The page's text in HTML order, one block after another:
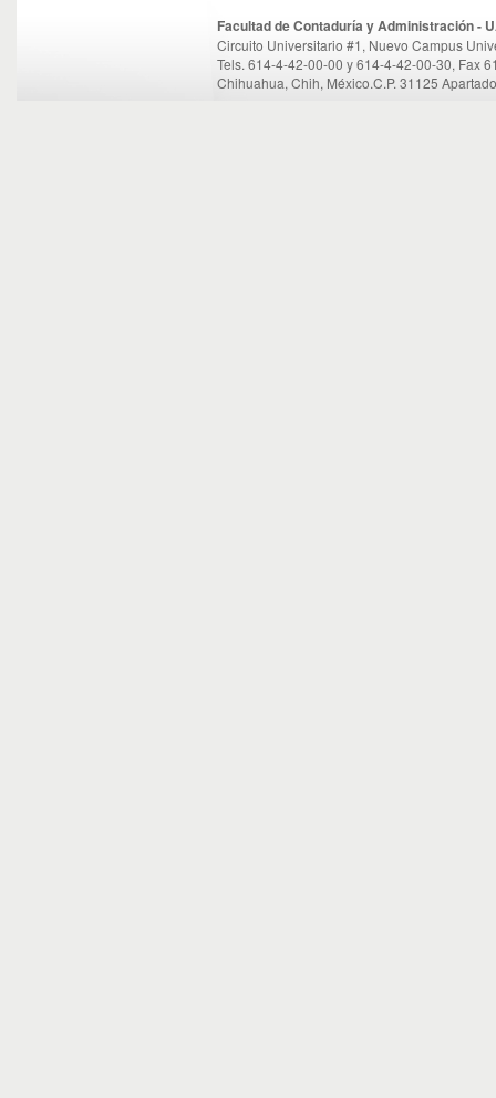
Facultad de Contaduría y Administración -
Circuito Universitario #1, Nuevo Campus
Tels. 614-4-42-00-00 y 614-4-42-00-30, Fax
Chihuahua, Chih, México.C.P. 31125